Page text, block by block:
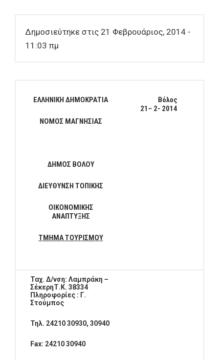
Δημοσιεύτηκε στις 21 Φεβρουάριος, 2014 -
11:03 πμ
ΕΛΛΗΝΙΚΗ ΔΗΜΟΚΡΑΤΙΑ
ΝΟΜΟΣ ΜΑΓΝΗΣΙΑΣ
ΔΗΜΟΣ ΒΟΛΟΥ
ΔΙΕΥΘΥΝΣΗ ΤΟΠΙΚΗΣ
ΟΙΚΟΝΟΜΙΚΗΣ
ΑΝΑΠΤΥΞΗΣ
ΤΜΗΜΑ ΤΟΥΡΙΣΜΟΥ
Βόλος
21 – 2- 2014
Ταχ. Δ/νση: Λαμπράκη –
ΣέκερηΤ.Κ. 38334
Πληροφορίες : Γ.
Στούμπος
Τηλ. 24210 30930, 30940
Fax: 24210 30940